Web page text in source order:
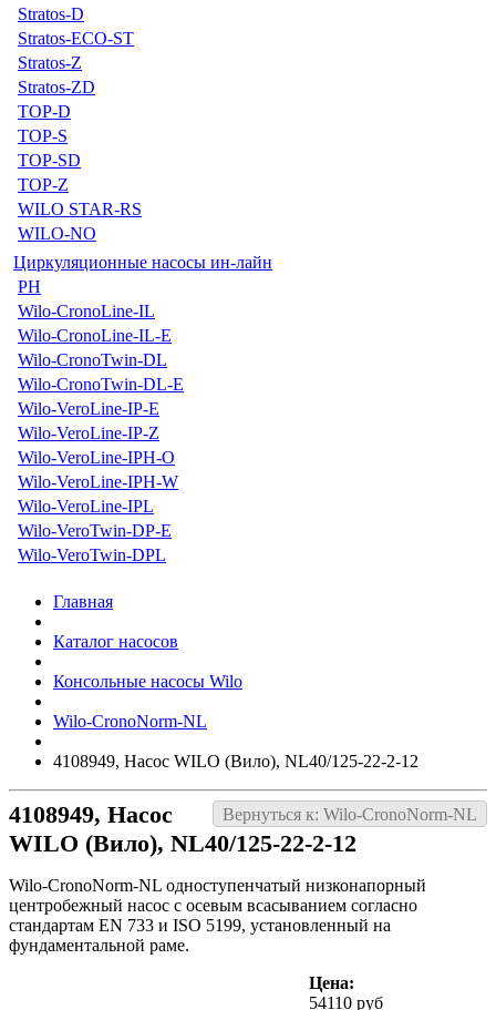
Stratos-D
Stratos-ECO-ST
Stratos-Z
Stratos-ZD
TOP-D
TOP-S
TOP-SD
TOP-Z
WILO STAR-RS
WILO-NO
Циркуляционные насосы ин-лайн
PH
Wilo-CronoLine-IL
Wilo-CronoLine-IL-E
Wilo-CronoTwin-DL
Wilo-CronoTwin-DL-E
Wilo-VeroLine-IP-E
Wilo-VeroLine-IP-Z
Wilo-VeroLine-IPH-O
Wilo-VeroLine-IPH-W
Wilo-VeroLine-IPL
Wilo-VeroTwin-DP-E
Wilo-VeroTwin-DPL
Главная
Каталог насосов
Консольные насосы Wilo
Wilo-CronoNorm-NL
4108949, Насос WILO (Вило), NL40/125-22-2-12
Вернуться к: Wilo-CronoNorm-NL
4108949, Насос
WILO (Вило), NL40/125-22-2-12
Wilo-CronoNorm-NL одноступенчатый низконапорный
центробежный насос с осевым всасыванием согласно
стандартам EN 733 и ISO 5199, установленный на
фундаментальной раме.
Цена:
54110 руб